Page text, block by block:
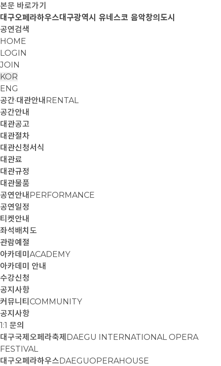
본문 바로가기
대구오페라하우스대구광역시 유네스코 음악창의도시
공연검색
HOME
LOGIN
JOIN
KOR
ENG
공간·대관안내 RENTAL
공간안내
대관공고
대관절차
대관신청서식
대관료
대관규정
대관물품
공연안내 PERFORMANCE
공연일정
티켓안내
좌석배치도
관람예절
아카데미 ACADEMY
아카데미 안내
수강신청
공지사항
커뮤니티 COMMUNITY
공지사항
1:1 문의
대구국제오페라축제 DAEGU INTERNATIONAL OPERA
FESTIVAL
대구오페라하우스DAEGUOPERAHOUSE